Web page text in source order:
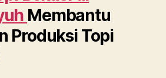
Membantu
Produksi Topi